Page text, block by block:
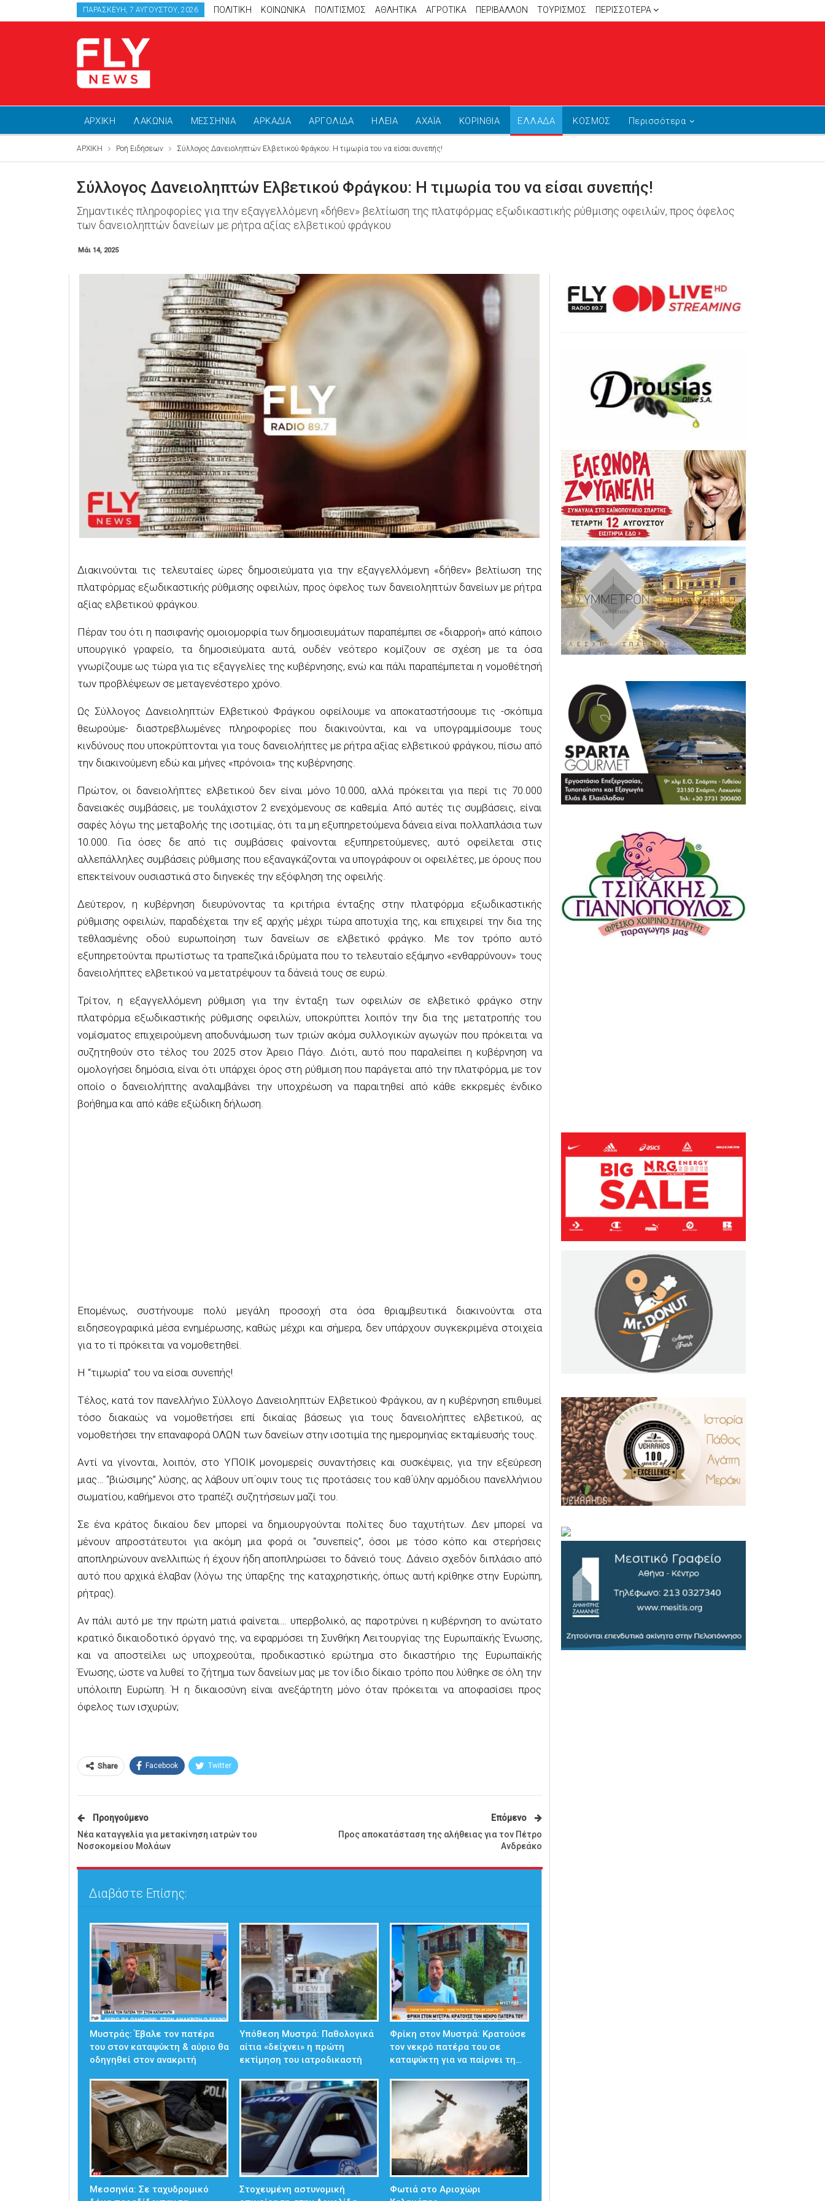
ΠΑΡΑΣΚΕΥΉ, 7 ΑΥΓΟΎΣΤΟΥ, 2026 ΠΟΛΙΤΙΚΗ ΚΟΙΝΩΝΙΚΑ ΠΟΛΙΤΙΣΜΟΣ ΑΘΛΗΤΙΚΆ ΑΓΡΟΤΙΚΑ ΠΕΡΙΒΑΛΛΟΝ ΤΟΥΡΙΣΜΟΣ ΠΕΡΙΣΣΌΤΕΡΑ
ΑΡΧΙΚΗ ΛΑΚΩΝΙΑ ΜΕΣΣΗΝΙΑ ΑΡΚΑΔΙΑ ΑΡΓΟΛΙΔΑ ΗΛΕΙΑ ΑΧΑΪΑ ΚΟΡΙΝΘΙΑ ΕΛΛΑΔΑ ΚΟΣΜΟΣ Περισσότερα
ΑΡΧΙΚΗ Ροή Ειδήσεων Σύλλογος Δανειοληπτών Ελβετικού Φράγκου: Η τιμωρία του να είσαι συνεπής!
Σύλλογος Δανειοληπτών Ελβετικού Φράγκου: Η τιμωρία του να είσαι συνεπής!
Σημαντικές πληροφορίες για την εξαγγελλόμενη «δήθεν» βελτίωση της πλατφόρμας εξωδικαστικής ρύθμισης οφειλών, προς όφελος
των δανειοληπτών δανείων με ρήτρα αξίας ελβετικού φράγκου
Μάι 14, 2025
Διακινούνται τις τελευταίες ώρες δημοσιεύματα για την εξαγγελλόμενη «δήθεν» βελτίωση της
πλατφόρμας εξωδικαστικής ρύθμισης οφειλών, προς όφελος των δανειοληπτών δανείων με ρήτρα
αξίας ελβετικού φράγκου.
Πέραν του ότι η πασιφανής ομοιομορφία των δημοσιευμάτων παραπέμπει σε «διαρροή» από κάποιο
υπουργικό γραφείο, τα δημοσιεύματα αυτά, ουδέν νεότερο κομίζουν σε σχέση με τα όσα
γνωρίζουμε ως τώρα για τις εξαγγελίες της κυβέρνησης, ενώ και πάλι παραπέμπεται η νομοθέτησή
των προβλέψεων σε μεταγενέστερο χρόνο.
Ως Σύλλογος Δανειοληπτών Ελβετικού Φράγκου οφείλουμε να αποκαταστήσουμε τις -σκόπιμα
θεωρούμε- διαστρεβλωμένες πληροφορίες που διακινούνται, και να υπογραμμίσουμε τους
κινδύνους που υποκρύπτονται για τους δανειολήπτες με ρήτρα αξίας ελβετικού φράγκου, πίσω από
την διακινούμενη εδώ και μήνες «πρόνοια» της κυβέρνησης.
Πρώτον, οι δανειολήπτες ελβετικού δεν είναι μόνο 10.000, αλλά πρόκειται για περί τις 70.000
δανειακές συμβάσεις, με τουλάχιστον 2 ενεχόμενους σε καθεμία. Από αυτές τις συμβάσεις, είναι
σαφές λόγω της μεταβολής της ισοτιμίας, ότι τα μη εξυπηρετούμενα δάνεια είναι πολλαπλάσια των
10.000. Για όσες δε από τις συμβάσεις φαίνονται εξυπηρετούμενες, αυτό οφείλεται στις
αλλεπάλληλες συμβάσεις ρύθμισης που εξαναγκάζονται να υπογράφουν οι οφειλέτες, με όρους που
επεκτείνουν ουσιαστικά στο διηνεκές την εξόφληση της οφειλής.
Δεύτερον, η κυβέρνηση διευρύνοντας τα κριτήρια ένταξης στην πλατφόρμα εξωδικαστικής
ρύθμισης οφειλών, παραδέχεται την εξ αρχής μέχρι τώρα αποτυχία της, και επιχειρεί την δια της
τεθλασμένης οδού ευρωποίηση των δανείων σε ελβετικό φράγκο. Με τον τρόπο αυτό
εξυπηρετούνται πρωτίστως τα τραπεζικά ιδρύματα που το τελευταίο εξάμηνο «ενθαρρύνουν» τους
δανειολήπτες ελβετικού να μετατρέψουν τα δάνειά τους σε ευρώ.
Τρίτον, η εξαγγελλόμενη ρύθμιση για την ένταξη των οφειλών σε ελβετικό φράγκο στην
πλατφόρμα εξωδικαστικής ρύθμισης οφειλών, υποκρύπτει λοιπόν την δια της μετατροπής του
νομίσματος επιχειρούμενη αποδυνάμωση των τριών ακόμα συλλογικών αγωγών που πρόκειται να
συζητηθούν στο τέλος του 2025 στον Άρειο Πάγο. Διότι, αυτό που παραλείπει η κυβέρνηση να
ομολογήσει δημόσια, είναι ότι υπάρχει όρος στη ρύθμιση που παράγεται από την πλατφόρμα, με τον
οποίο ο δανειολήπτης αναλαμβάνει την υποχρέωση να παραιτηθεί από κάθε εκκρεμές ένδικο
βοήθημα και από κάθε εξώδικη δήλωση.
Επομένως, συστήνουμε πολύ μεγάλη προσοχή στα όσα θριαμβευτικά διακινούνται στα
ειδησεογραφικά μέσα ενημέρωσης, καθώς μέχρι και σήμερα, δεν υπάρχουν συγκεκριμένα στοιχεία
για το τί πρόκειται να νομοθετηθεί.
Η “τιμωρία” του να είσαι συνεπής!
Τέλος, κατά τον πανελλήνιο Σύλλογο Δανειοληπτών Ελβετικού Φράγκου, αν η κυβέρνηση επιθυμεί
τόσο διακαώς να νομοθετήσει επί δικαίας βάσεως για τους δανειολήπτες ελβετικού, ας
νομοθετήσει την επαναφορά ΟΛΩΝ των δανείων στην ισοτιμία της ημερομηνίας εκταμίευσής τους.
Αντί να γίνονται, λοιπόν, στο ΥΠΟΙΚ μονομερείς συναντήσεις και συσκέψεις, για την εξεύρεση
μιας… “βιώσιμης” λύσης, ας λάβουν υπ΄οψιν τους τις προτάσεις του καθ΄ύλην αρμόδιου πανελλήνιου
σωματίου, καθήμενοι στο τραπέζι συζητήσεων μαζί του.
Σε ένα κράτος δικαίου δεν μπορεί να δημιουργούνται πολίτες δυο ταχυτήτων. Δεν μπορεί να
μένουν απροστάτευτοι για ακόμη μια φορά οι “συνεπείς”, όσοι με τόσο κόπο και στερήσεις
αποπληρώνουν ανελλιπώς ή έχουν ήδη αποπληρώσει το δάνειό τους. Δάνειο σχεδόν διπλάσιο από
αυτό που αρχικά έλαβαν (λόγω της ύπαρξης της καταχρηστικής, όπως αυτή κρίθηκε στην Ευρώπη,
ρήτρας).
Αν πάλι αυτό με την πρώτη ματιά φαίνεται… υπερβολικό, ας παροτρύνει η κυβέρνηση το ανώτατο
κρατικό δικαιοδοτικό όργανό της, να εφαρμόσει τη Συνθήκη Λειτουργίας της Ευρωπαϊκής Ένωσης,
και να αποστείλει ως υποχρεούται, προδικαστικό ερώτημα στο δικαστήριο της Ευρωπαϊκής
Ένωσης, ώστε να λυθεί το ζήτημα των δανείων μας με τον ίδιο δίκαιο τρόπο που λύθηκε σε όλη την
υπόλοιπη Ευρώπη. Ή η δικαιοσύνη είναι ανεξάρτητη μόνο όταν πρόκειται να αποφασίσει προς
όφελος των ισχυρών;
Share Facebook Twitter
Προηγούμενο
Νέα καταγγελία για μετακίνηση ιατρών του
Νοσοκομείου Μολάων
Επόμενο
Προς αποκατάσταση της αλήθειας για τον Πέτρο
Ανδρεάκο
Διαβάστε Επίσης:
Μυστράς: Έβαλε τον πατέρα
του στον καταψύκτη & αύριο θα
οδηγηθεί στον ανακριτή
Υπόθεση Μυστρά: Παθολογικά
αίτια «δείχνει» η πρώτη
εκτίμηση του ιατροδικαστή
Φρίκη στον Μυστρά: Κρατούσε
τον νεκρό πατέρα του σε
καταψύκτη για να παίρνει τη…
Μεσσηνία: Σε ταχυδρομικό
Στοχευμένη αστυνομική
Φωτιά στο Αριοχώρι